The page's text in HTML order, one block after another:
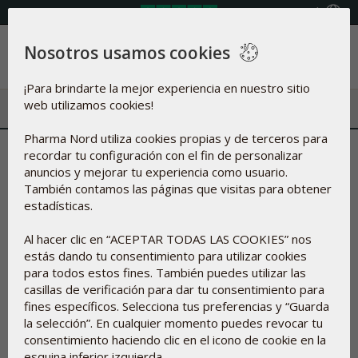
Menú
La mayoría de la gente mayor
en España carece de vitamina
D
09/01/2019
Más del
80 por
ciento de
los
adultos
Nosotros usamos cookies
¡Para brindarte la mejor experiencia en nuestro sitio
web utilizamos cookies!
Pharma Nord utiliza cookies propias y de terceros para
recordar tu configuración con el fin de personalizar
anuncios y mejorar tu experiencia como usuario.
También contamos las páginas que visitas para obtener
estadísticas.
Al hacer clic en “ACEPTAR TODAS LAS COOKIES” nos
estás dando tu consentimiento para utilizar cookies
para todos estos fines. También puedes utilizar las
casillas de verificación para dar tu consentimiento para
fines específicos. Selecciona tus preferencias y “Guarda
la selección”. En cualquier momento puedes revocar tu
consentimiento haciendo clic en el icono de cookie en la